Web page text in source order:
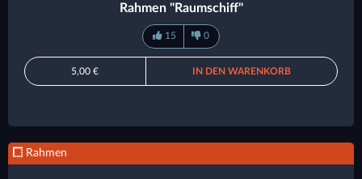
Rahmen "Raumschiff"
15 0
5,00 € IN DEN WARENKORB
Rahmen